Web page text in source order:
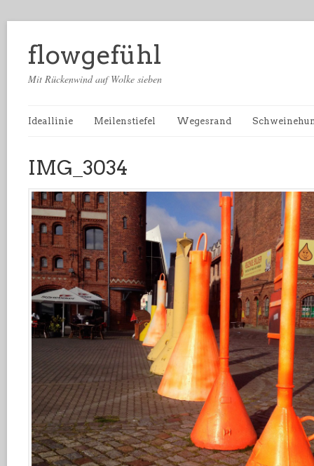
flowgefühl
Mit Rückenwind auf Wolke sieben
Ideallinie Meilenstiefel Wegesrand
IMG_3034